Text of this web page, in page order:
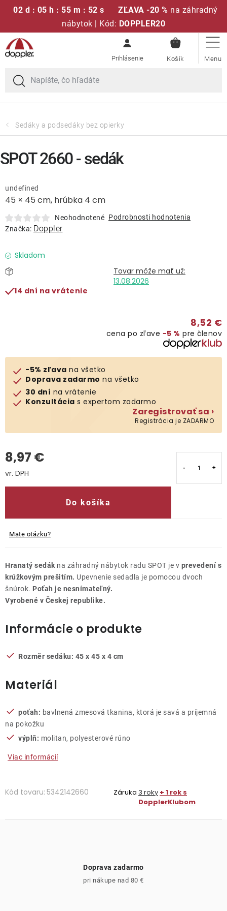
02 d : 05 h : 55 m : 52 s ZĽAVA -20 % na záhradný
nábytok | Kód: DOPPLER20
Prejsť
na
obsah
KOŠÍK
Sedacie súpravy
Slnečníky
Polstre a sedáky
Lavice a hojdačky
Lehátka
Dáždniky
Kolekcia
Predávané značky
Kontakty
Sedáky a podsedáky bez opierky
45 × 45 cm, hrúbka 4 cm
undefined
Neohodnotené Podrobnosti hodnotenia
Značka: Doppler
Skladom
13.08.2026
14 dní na vrátenie
8,52 €
cena po zľave −5 % pre členov
-5% zľava na všetko
Doprava zadarmo na všetko
30 dní na vrátenie
Konzultácia s expertom zadarmo
Zaregistrovať sa ›
Registrácia je ZADARMO
8,97 €
Do košíka
Mate otázku?
Hranatý sedák na záhradný nábytok radu SPOT je v prevedení s
krúžkovým prešitím. Upevnenie sedadla je pomocou dvoch
šnúrok. Poťah je nesnímateľný.
Vyrobené v Českej republike.
Informácie o produkte
Rozměr sedáku: 45 x 45 x 4 cm
Materiál
poťah: bavlnená zmesová tkanina, ktorá je savá a príjemná
na pokožku
výplň: molitan, polyesterové rúno
Viac informácií
Kód tovaru: 5342142660 Záruka 3 roky + 1 rok s
DopplerKlubom
SPOT 2660 - sedák
Doprava zadarmo
pri nákupe nad 80 €